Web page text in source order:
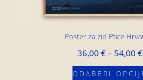
Poster za zid Ptice
36,00 €– 54,00 €
ODABERI